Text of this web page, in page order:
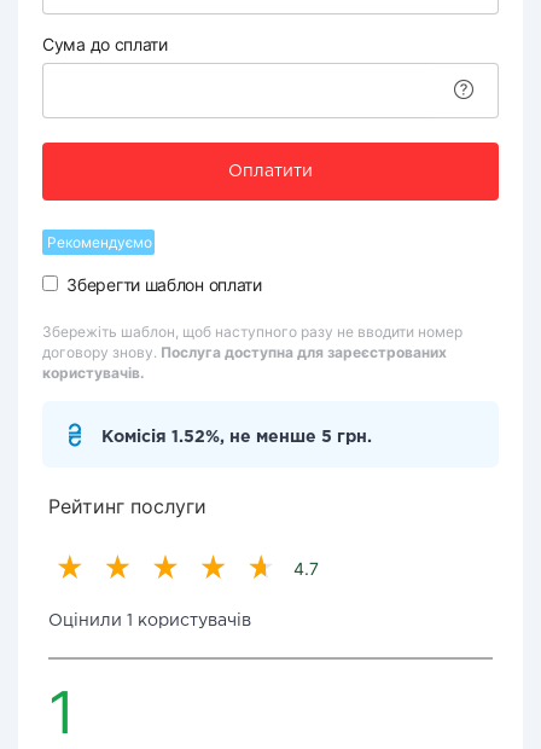
Сума до сплати
Оплатити
Рекомендуємо
Зберегти шаблон оплати
Збережіть шаблон, щоб наступного разу не вводити номер
договору знову. Послуга доступна для зареєстрованих
користувачів.
Комісія 1.52%, не менше 5 грн.
Рейтинг послуги
4.7
Оцінили 1 користувачів
1